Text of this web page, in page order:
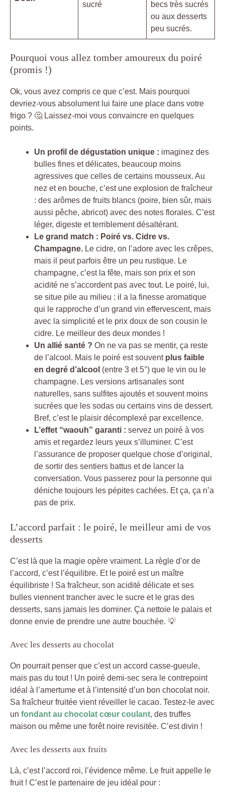
sucré
becs très sucrés
ou aux desserts
peu sucrés.
Pourquoi vous allez tomber amoureux du poiré
(promis !)
Ok, vous avez compris ce que c’est. Mais pourquoi
devriez-vous absolument lui faire une place dans votre
frigo ? 🤔 Laissez-moi vous convaincre en quelques
points.
Un profil de dégustation unique : imaginez des
bulles fines et délicates, beaucoup moins
agressives que celles de certains mousseux. Au
nez et en bouche, c’est une explosion de fraîcheur
: des arômes de fruits blancs (poire, bien sûr, mais
aussi pêche, abricot) avec des notes florales. C’est
léger, digeste et terriblement désaltérant.
Le grand match : Poiré vs. Cidre vs.
Champagne. Le cidre, on l’adore avec les crêpes,
mais il peut parfois être un peu rustique. Le
champagne, c’est la fête, mais son prix et son
acidité ne s’accordent pas avec tout. Le poiré, lui,
se situe pile au milieu : il a la finesse aromatique
qui le rapproche d’un grand vin effervescent, mais
avec la simplicité et le prix doux de son cousin le
cidre. Le meilleur des deux mondes !
Un allié santé ? On ne va pas se mentir, ça reste
de l’alcool. Mais le poiré est souvent plus faible
en degré d’alcool (entre 3 et 5°) que le vin ou le
champagne. Les versions artisanales sont
naturelles, sans sulfites ajoutés et souvent moins
sucrées que les sodas ou certains vins de dessert.
Bref, c’est le plaisir décomplexé par excellence.
L’effet “waouh” garanti : servez un poiré à vos
amis et regardez leurs yeux s’illuminer. C’est
l’assurance de proposer quelque chose d’original,
de sortir des sentiers battus et de lancer la
conversation. Vous passerez pour la personne qui
déniche toujours les pépites cachées. Et ça, ça n’a
pas de prix.
L’accord parfait : le poiré, le meilleur ami de vos
desserts
C’est là que la magie opère vraiment. La règle d’or de
l’accord, c’est l’équilibre. Et le poiré est un maître
équilibriste ! Sa fraîcheur, son acidité délicate et ses
bulles viennent trancher avec le sucre et le gras des
desserts, sans jamais les dominer. Ça nettoie le palais et
donne envie de prendre une autre bouchée. 💡
Avec les desserts au chocolat
On pourrait penser que c’est un accord casse-gueule,
mais pas du tout ! Un poiré demi-sec sera le contrepoint
idéal à l’amertume et à l’intensité d’un bon chocolat noir.
Sa fraîcheur fruitée vient réveiller le cacao. Testez-le avec
un fondant au chocolat cœur coulant, des truffes
maison ou même une forêt noire revisitée. C’est divin !
Avec les desserts aux fruits
Là, c’est l’accord roi, l’évidence même. Le fruit appelle le
fruit ! C’est le partenaire de jeu idéal pour :